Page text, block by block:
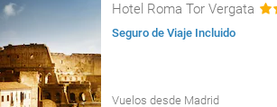
Hotel Roma Tor Vergata
Seguro de Viaje Incluido
Vuelos desde Madrid